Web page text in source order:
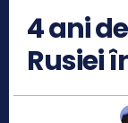
4 ani
Rusiei